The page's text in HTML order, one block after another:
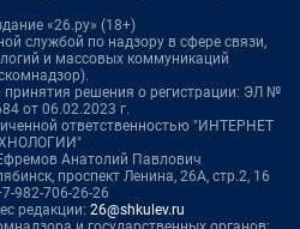
«26.ру» (18+)
службой по надзору в сфере связи,
и массовых коммуникаций
принятия решения о регистрации: ЭЛ №
от 06.02.2023 г.
ответственностью "ИНТЕРНЕТ
Анатолий Павлович
проспект Ленина, 26А, стр.2, 16
982-706-26-26
редакции: 26@shkulev.ru